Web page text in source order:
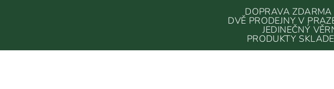
DOPRAVA
DVĚ PRODEJNY V
JEDINEČNÝ
PRODUKTY